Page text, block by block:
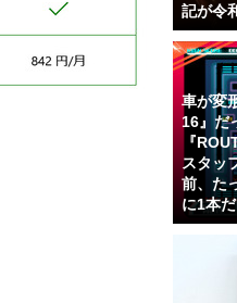
記が令
車が変
16』だ
『
スタッ
前、た
に1本